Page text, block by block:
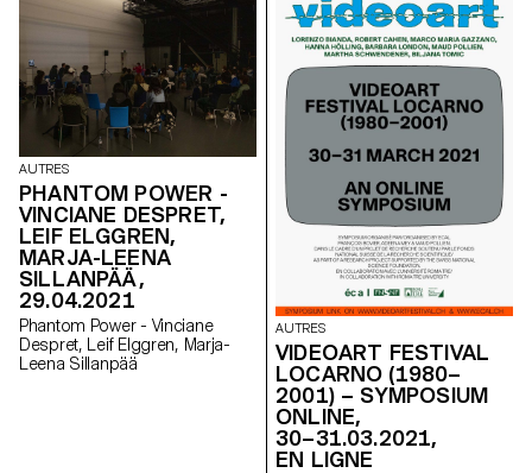
AUTRES
PHANTOM POWER -
VINCIANE DESPRET,
LEIF ELGGREN,
MARJA-LEENA
SILLANPÄÄ,
29.04.2021
Phantom Power - Vinciane
Despret, Leif Elggren, Marja-
Leena Sillanpää
AUTRES
VIDEOART FESTIVAL
LOCARNO (1980–
2001) – SYMPOSIUM
ONLINE,
30–31.03.2021,
EN LIGNE